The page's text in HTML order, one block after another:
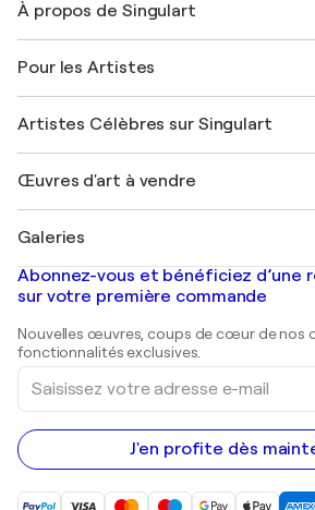
Expédition
Offrir une carte cadeau
Rejoignez notre programme
Mon compte
+33 1 76 44 06 42
À propos de Singulart
FAQ
Magazine Singulart
Emplois
Découvrez une sélection d'art original
Pour les Artistes
Se connecter en tant qu'Artiste
Artistes Célèbres sur Singulart
Marc Chagall
Banksy
Mr. Brainwash
Shepard Fairey
Œuvres d'art à vendre
Tableaux abstraits à vendre
Peintures de paysage
Estampes
Peintures acryliques
Galeries
Galeries d'art en France
Galeries d'art en Belgique
Abonnez-vous et bénéficiez d’une
sur votre première commande
Nouvelles œuvres, coups de cœur de nos
fonctionnalités exclusives.
Saisissez
votre
adresse
e-
mail
J'en profite dès